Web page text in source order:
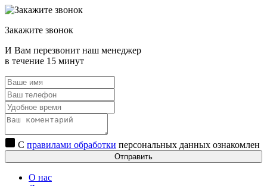
Закажите звонок
И Вам перезвонит наш менеджер
в течение 15 минут
С правилами обработки персональных данных ознакомлен
Отправить
О нас